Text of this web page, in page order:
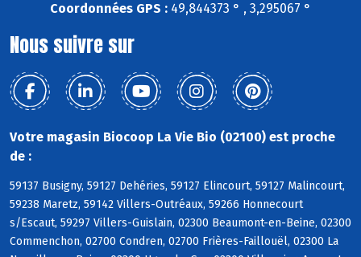
Coordonnées GPS : 49,844373 ° , 3,295067 °
Nous suivre sur
Votre magasin Biocoop La Vie Bio (02100) est proche
de :
59137 Busigny, 59127 Dehéries, 59127 Elincourt, 59127 Malincourt,
59238 Maretz, 59142 Villers-Outréaux, 59266 Honnecourt
s/Escaut, 59297 Villers-Guislain, 02300 Beaumont-en-Beine, 02300
Commenchon, 02700 Condren, 02700 Frières-Faillouël, 02300 La